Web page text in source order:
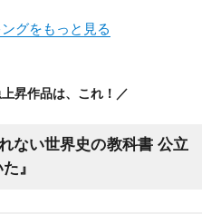
グをもっと見る
昇作品は、これ！／
ない世界史の教科書 公立
』